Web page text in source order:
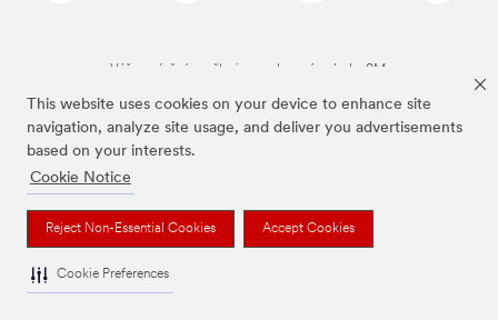
This website uses cookies on your device to enhance site
navigation, analyze site usage, and deliver you advertisements
based on your interests.
Cookie Notice
Reject Non-Essential Cookies Accept Cookies
Cookie Preferences
Výše zmíněné značky jsou ochranné známky 3M.